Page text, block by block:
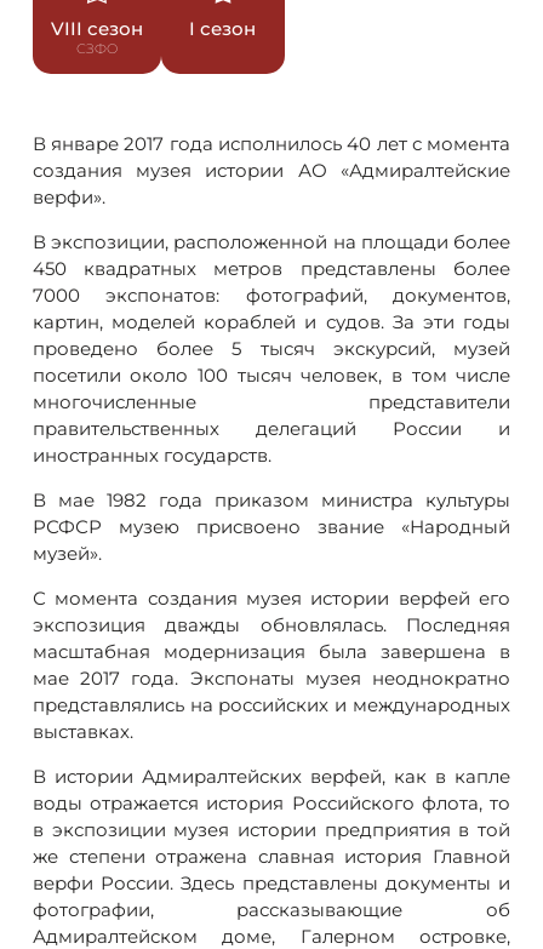
В январе 2017 года исполнилось 40 лет с момента
создания музея истории АО «Адмиралтейские
верфи».
В экспозиции, расположенной на площади более
450 квадратных метров представлены более
7000 экспонатов: фотографий, документов,
картин, моделей кораблей и судов. За эти годы
проведено более 5 тысяч экскурсий, музей
посетили около 100 тысяч человек, в том числе
многочисленные представители
правительственных делегаций России и
иностранных государств.
В мае 1982 года приказом министра культуры
РСФСР музею присвоено звание «Народный
музей».
С момента создания музея истории верфей его
экспозиция дважды обновлялась. Последняя
масштабная модернизация была завершена в
мае 2017 года. Экспонаты музея неоднократно
представлялись на российских и международных
выставках.
В истории Адмиралтейских верфей, как в капле
воды отражается история Российского флота, то
в экспозиции музея истории предприятия в той
же степени отражена славная история Главной
верфи России. Здесь представлены документы и
фотографии, рассказывающие об
Адмиралтейском доме, Галерном островке,
VIII сезон
СЗФО
I сезон